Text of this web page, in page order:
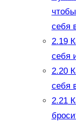
себя
2.19
себя
2.20
себя
2.21